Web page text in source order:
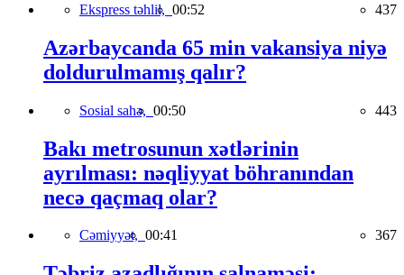
Ekspress təhlil, 00:52 437
Azərbaycanda 65 min vakansiya niyə
doldurulmamış qalır?
Sosial sahə, 00:50 443
Bakı metrosunun xətlərinin
ayrılması: nəqliyyat böhranından
necə qaçmaq olar?
Cəmiyyət, 00:41 367